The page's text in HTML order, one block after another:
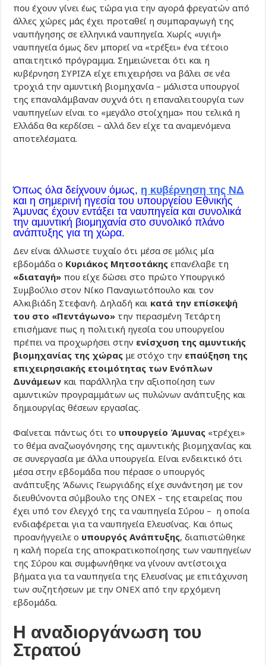
που έχουν γίνει έως τώρα για την αγορά φρεγατών από
άλλες χώρες μάς έχει προταθεί η συμπαραγωγή της
ναυπήγησης σε ελληνικά ναυπηγεία. Χωρίς «υγιή»
ναυπηγεία όμως δεν μπορεί να «τρέξει» ένα τέτοιο
απαιτητικό πρόγραμμα. Σημειώνεται ότι και η
κυβέρνηση ΣΥΡΙΖΑ είχε επιχειρήσει να βάλει σε νέα
τροχιά την αμυντική βιομηχανία – μάλιστα υπουργοί
της επαναλάμβαναν συχνά ότι η επαναλειτουργία των
ναυπηγείων είναι το «μεγάλο στοίχημα» που τελικά η
Ελλάδα θα κερδίσει – αλλά δεν είχε τα αναμενόμενα
αποτελέσματα.
Όπως όλα δείχνουν όμως, η κυβέρνηση της ΝΔ
και η σημερινή ηγεσία του υπουργείου Εθνικής
Άμυνας έχουν εντάξει τα ναυπηγεία και συνολικά
την αμυντική βιομηχανία στο συνολικό πλάνο
ανάπτυξης για τη χώρα.
Δεν είναι άλλωστε τυχαίο ότι μέσα σε μόλις μία
εβδομάδα ο Κυριάκος Μητσοτάκης επανέλαβε τη
«διαταγή» που είχε δώσει στο πρώτο Υπουργικό
Συμβούλιο στον Νίκο Παναγιωτόπουλο και τον
Αλκιβιάδη Στεφανή. Δηλαδή και κατά την επίσκεψή
του στο «Πεντάγωνο» την περασμένη Τετάρτη
επισήμανε πως η πολιτική ηγεσία του υπουργείου
πρέπει να προχωρήσει στην ενίσχυση της αμυντικής
βιομηχανίας της χώρας με στόχο την επαύξηση της
επιχειρησιακής ετοιμότητας των Ενόπλων
Δυνάμεων και παράλληλα την αξιοποίηση των
αμυντικών προγραμμάτων ως πυλώνων ανάπτυξης και
δημιουργίας θέσεων εργασίας.
Φαίνεται πάντως ότι το υπουργείο Άμυνας «τρέχει»
το θέμα αναζωογόνησης της αμυντικής βιομηχανίας και
σε συνεργασία με άλλα υπουργεία. Είναι ενδεικτικό ότι
μέσα στην εβδομάδα που πέρασε ο υπουργός
ανάπτυξης Άδωνις Γεωργιάδης είχε συνάντηση με τον
διευθύνοντα σύμβουλο της ΟΝΕΧ – της εταιρείας που
έχει υπό τον έλεγχό της τα ναυπηγεία Σύρου – η οποία
ενδιαφέρεται για τα ναυπηγεία Ελευσίνας. Και όπως
προανήγγειλε ο υπουργός Ανάπτυξης, διαπιστώθηκε
η καλή πορεία της αποκρατικοποίησης των ναυπηγείων
της Σύρου και συμφωνήθηκε να γίνουν αντίστοιχα
βήματα για τα ναυπηγεία της Ελευσίνας με επιτάχυνση
των συζητήσεων με την ΟΝΕΧ από την ερχόμενη
εβδομάδα.
Η αναδιοργάνωση του
Στρατού